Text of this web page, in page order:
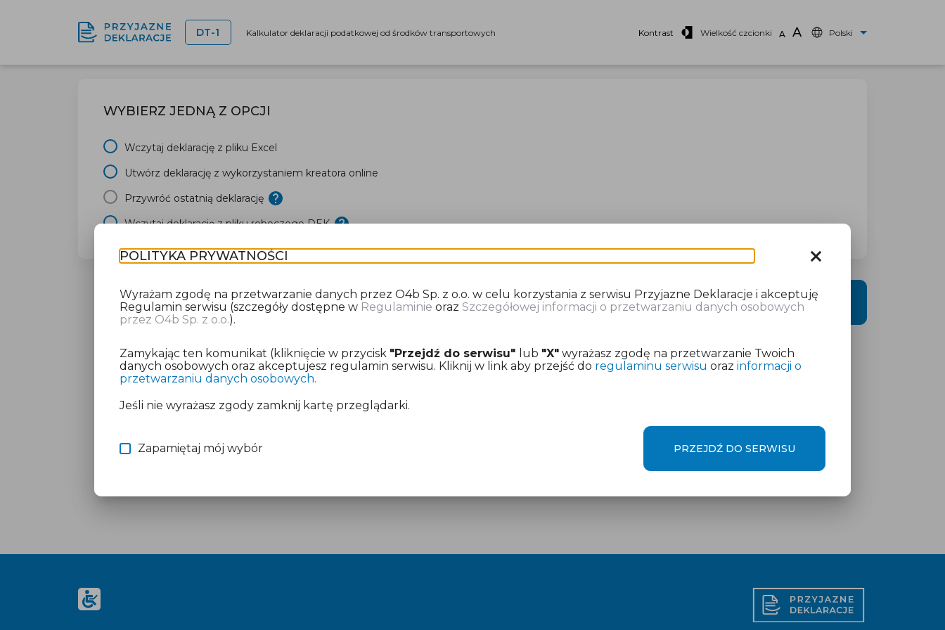
DT-1 Kalkulator deklaracji podatkowej od środków transportowych Kontrast Wielkość czcionki A A Polski
WYBIERZ JEDNĄ Z OPCJI
Wczytaj deklarację z pliku Excel
Utwórz deklarację z wykorzystaniem kreatora online
Przywróć ostatnią deklarację
Wczytaj deklarację z pliku roboczego DEK
DALEJ
POLITYKA PRYWATNOŚCI close
Wyrażam zgodę na przetwarzanie danych przez O4b Sp. z o.o. w celu korzystania z serwisu Przyjazne Deklaracje i akceptuję
Regulamin serwisu (szczegóły dostępne w Regulaminie orazSzczegółowej informacji o przetwarzaniu danych osobowych
przez O4b Sp. z o.o.).
Zamykając ten komunikat (kliknięcie w przycisk "Przejdź do serwisu" lub "X" wyrażasz zgodę na przetwarzanie Twoich
danych osobowych oraz akceptujesz regulamin serwisu. Kliknij w link aby przejść do regulaminu serwisu orazinformacji o
przetwarzaniu danych osobowych.
Jeśli nie wyrażasz zgody zamknij kartę przeglądarki.
Zapamiętaj mój wybór PRZEJDŹ DO SERWISU